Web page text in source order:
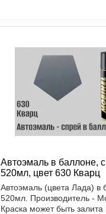
Автоэмаль в баллоне,
520мл, цвет 630 Кварц
Автоэмаль (цвета Лада) в
520мл. Производитель -
Краска может быть залита